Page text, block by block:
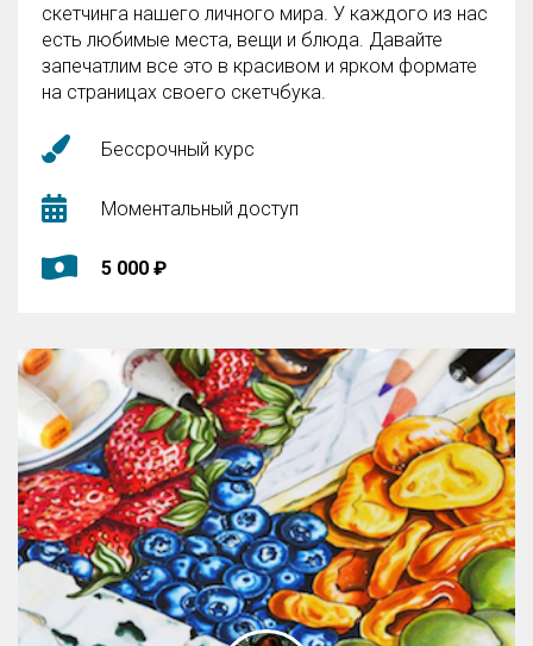
скетчинга нашего личного мира. У каждого из нас
есть любимые места, вещи и блюда. Давайте
запечатлим все это в красивом и ярком формате
на страницах своего скетчбука.
Бессрочный курс
Моментальный доступ
5 000 ₽